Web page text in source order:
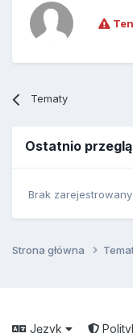
Tematy
Ostatnio
Brak
Strona główna
Język